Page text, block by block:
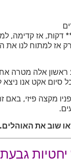
דקות, אז קדימה,
אז למתוח לנו את
ראשון אלה מטרה
סיום אקט אנו
מקצה פיזי, באם
שוב את
יחטיות